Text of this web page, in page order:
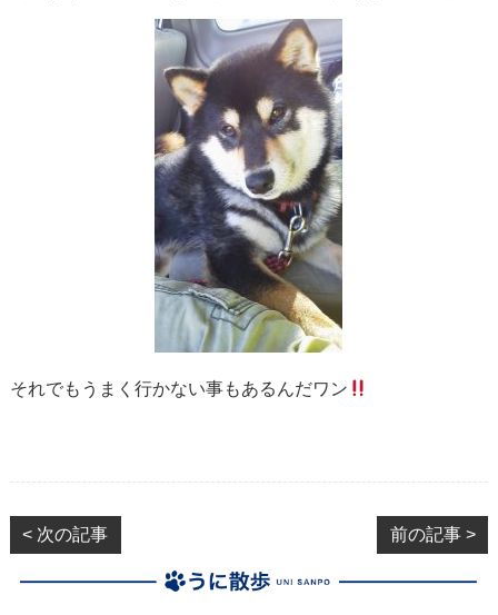
それでもうまく行かない事もあるんだワン
< 次の記事 前の記事 >